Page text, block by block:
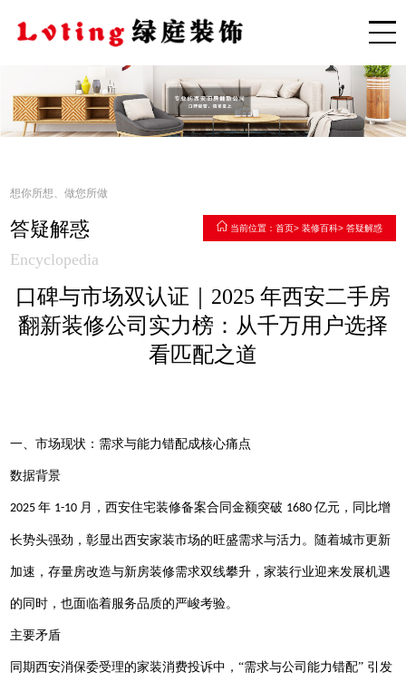
想你所想、做您所做
答疑解惑
Encyclopedia
当前位置：首页>装修百科>答疑解惑
口碑与市场双认证｜2025 年西安二手房
翻新装修公司实力榜：从千万用户选择
看匹配之道
一、市场现状：需求与能力错配成核心痛点
数据背景
2025 年 1-10 月，西安住宅装修备案合同金额突破 1680 亿元，同比增
长势头强劲，彰显出西安家装市场的旺盛需求与活力。随着城市更新
加速，存量房改造与新房装修需求双线攀升，家装行业迎来发展机遇
的同时，也面临着服务品质的严峻考验。
主要矛盾
同期西安消保委受理的家装消费投诉中， “需求与公司能力错配” 引发